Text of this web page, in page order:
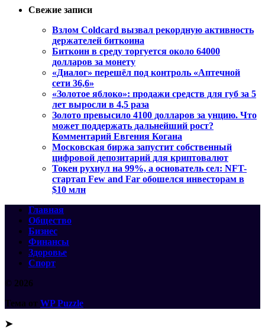
Свежие записи
Взлом Coldcard вызвал рекордную активность
держателей биткоина
Биткоин в среду торгуется около 64000
долларов за монету
«Диалог» перешёл под контроль «Аптечной
сети 36,6»
«Золотое яблоко»: продажи средств для губ за 5
лет выросли в 4,5 раза
Золото превысило 4100 долларов за унцию. Что
может поддержать дальнейший рост?
Комментарий Евгения Когана
Московская биржа запустит собственный
цифровой депозитарий для криптовалют
Токен рухнул на 99%, а основатель сел: NFT-
стартап Few and Far обошелся инвесторам в
$10 млн
Главная
Общество
Бизнес
Финансы
Здоровье
Спорт
© 2026
Тема от WP Puzzle
➤